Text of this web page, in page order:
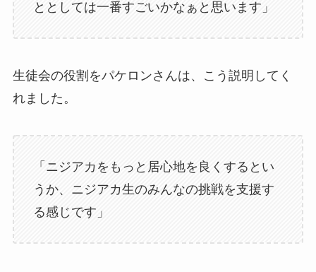
ととしては一番すごいかなぁと思います」
生徒会の役割をパケロンさんは、こう説明してく
れました。
「ニジアカをもっと居心地を良くするとい
うか、ニジアカ生のみんなの挑戦を支援す
る感じです」